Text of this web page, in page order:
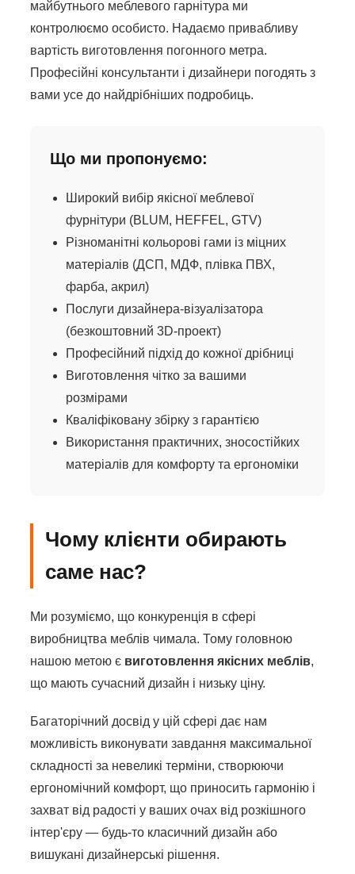
майбутнього меблевого гарнітура ми
контролюємо особисто. Надаємо привабливу
вартість виготовлення погонного метра.
Професійні консультанти і дизайнери погодять з
вами усе до найдрібніших подробиць.
Що ми пропонуємо:
Широкий вибір якісної меблевої
фурнітури (BLUM, HEFFEL, GTV)
Різноманітні кольорові гами із міцних
матеріалів (ДСП, МДФ, плівка ПВХ,
фарба, акрил)
Послуги дизайнера-візуалізатора
(безкоштовний 3D-проект)
Професійний підхід до кожної дрібниці
Виготовлення чітко за вашими
розмірами
Кваліфіковану збірку з гарантією
Використання практичних, зносостійких
матеріалів для комфорту та ергономіки
Чому клієнти обирають
саме нас?
Ми розуміємо, що конкуренція в сфері
виробництва меблів чимала. Тому головною
нашою метою є виготовлення якісних меблів,
що мають сучасний дизайн і низьку ціну.
Багаторічний досвід у цій сфері дає нам
можливість виконувати завдання максимальної
складності за невеликі терміни, створюючи
ергономічний комфорт, що приносить гармонію і
захват від радості у ваших очах від розкішного
інтер'єру — будь-то класичний дизайн або
вишукані дизайнерські рішення.